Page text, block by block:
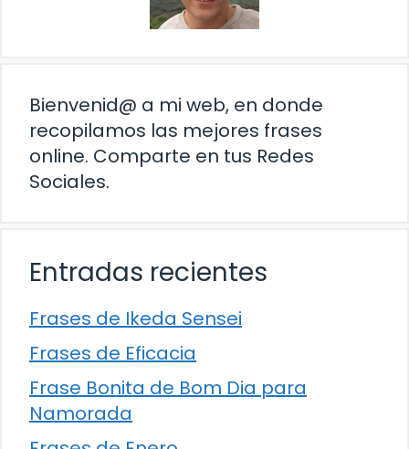
Bienvenid@ a mi web, en donde
recopilamos las mejores frases
online. Comparte en tus Redes
Sociales.
Entradas recientes
Frases de Ikeda Sensei
Frases de Eficacia
Frase Bonita de Bom Dia para
Namorada